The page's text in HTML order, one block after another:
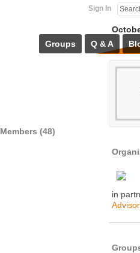
Sign In
Groups
Q & A
Members (48)
in